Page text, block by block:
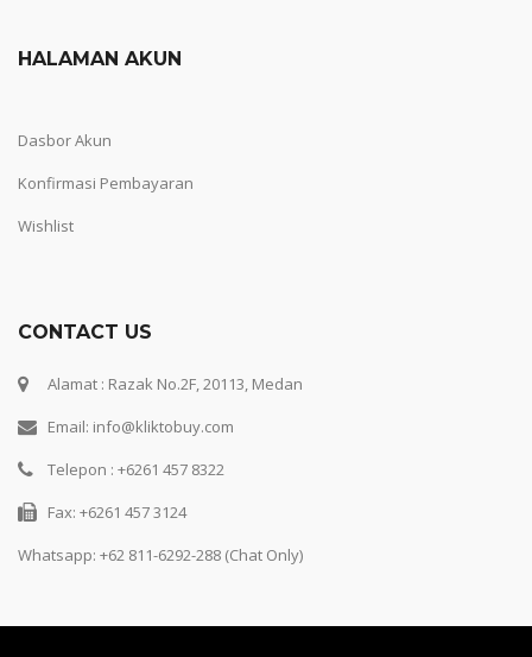
HALAMAN AKUN
Dasbor Akun
Konfirmasi Pembayaran
Wishlist
CONTACT US
Alamat : Razak No.2F, 20113, Medan
Email: info@kliktobuy.com
Telepon : +6261 457 8322
Fax: +6261 457 3124
Whatsapp: +62 811-6292-288 (Chat Only)